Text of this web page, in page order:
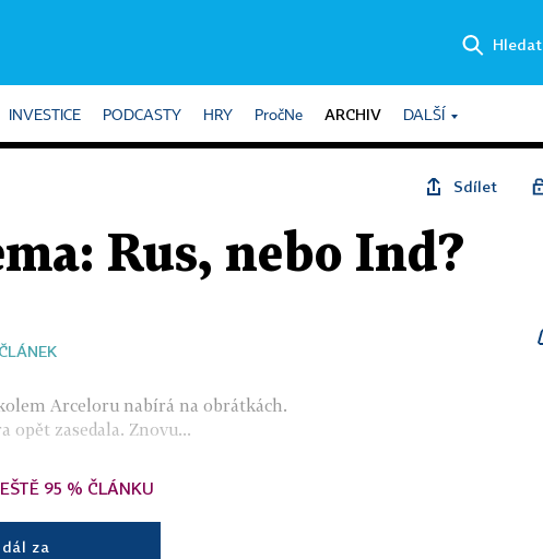
Hledat
INVESTICE PODCASTY HRY PročNe ARCHIV DALŠÍ
Sdílet
Rus, nebo Ind?
Arceloru nabírá na obrátkách.
opět zasedala. Znovu...
95 % ČLÁNKU
za